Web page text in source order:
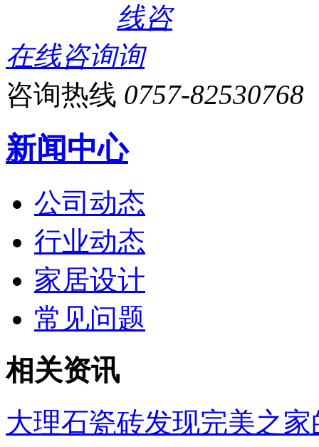
在线咨询
咨询热线 0757-82530768
新闻中心
公司动态
行业动态
家居设计
常见问题
相关资讯
大理石瓷砖发现完美之家